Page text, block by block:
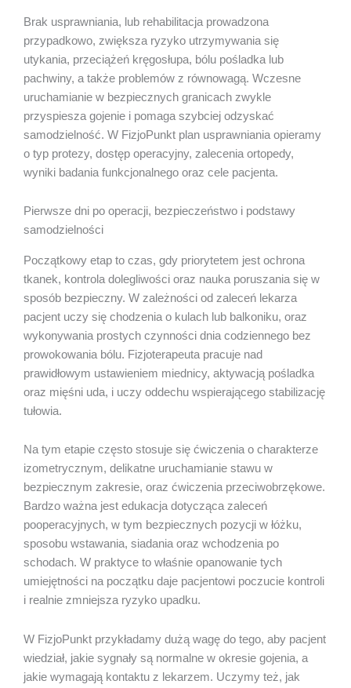
Brak usprawniania, lub rehabilitacja prowadzona
przypadkowo, zwiększa ryzyko utrzymywania się
utykania, przeciążeń kręgosłupa, bólu pośladka lub
pachwiny, a także problemów z równowagą. Wczesne
uruchamianie w bezpiecznych granicach zwykle
przyspiesza gojenie i pomaga szybciej odzyskać
samodzielność. W FizjoPunkt plan usprawniania opieramy
o typ protezy, dostęp operacyjny, zalecenia ortopedy,
wyniki badania funkcjonalnego oraz cele pacjenta.
Pierwsze dni po operacji, bezpieczeństwo i podstawy
samodzielności
Początkowy etap to czas, gdy priorytetem jest ochrona
tkanek, kontrola dolegliwości oraz nauka poruszania się w
sposób bezpieczny. W zależności od zaleceń lekarza
pacjent uczy się chodzenia o kulach lub balkoniku, oraz
wykonywania prostych czynności dnia codziennego bez
prowokowania bólu. Fizjoterapeuta pracuje nad
prawidłowym ustawieniem miednicy, aktywacją pośladka
oraz mięśni uda, i uczy oddechu wspierającego stabilizację
tułowia.
Na tym etapie często stosuje się ćwiczenia o charakterze
izometrycznym, delikatne uruchamianie stawu w
bezpiecznym zakresie, oraz ćwiczenia przeciwobrzękowe.
Bardzo ważna jest edukacja dotycząca zaleceń
pooperacyjnych, w tym bezpiecznych pozycji w łóżku,
sposobu wstawania, siadania oraz wchodzenia po
schodach. W praktyce to właśnie opanowanie tych
umiejętności na początku daje pacjentowi poczucie kontroli
i realnie zmniejsza ryzyko upadku.
W FizjoPunkt przykładamy dużą wagę do tego, aby pacjent
wiedział, jakie sygnały są normalne w okresie gojenia, a
jakie wymagają kontaktu z lekarzem. Uczymy też, jak